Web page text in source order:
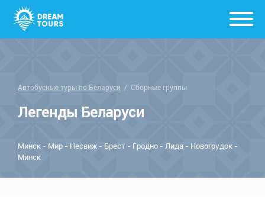
Автобусные туры по Беларуси / Сборные группы
Легенды Беларуси
Минск - Мир - Несвиж - Брест - Гродно - Лида - Новогрудок -
Минск